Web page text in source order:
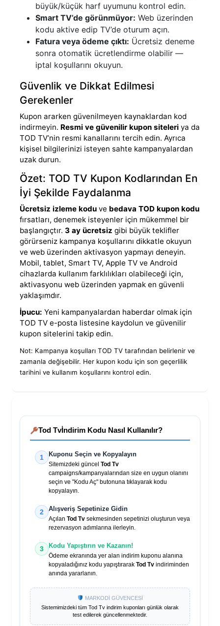
büyük/küçük harf uyumunu kontrol edin.
Smart TV’de görünmüyor: Web üzerinden
kodu aktive edip TV’de oturum açın.
Fatura veya ödeme çıktı: Ücretsiz deneme
sonra otomatik ücretlendirme olabilir —
iptal koşullarını okuyun.
Güvenlik ve Dikkat Edilmesi
Gerekenler
Kupon ararken güvenilmeyen kaynaklardan kod
indirmeyin. Resmi ve güvenilir kupon siteleri ya da
TOD TV’nin resmi kanallarını tercih edin. Ayrıca
kişisel bilgilerinizi isteyen sahte kampanyalardan
uzak durun.
Özet: TOD TV Kupon Kodlarından En
İyi Şekilde Faydalanma
Ücretsiz izleme kodu ve bedava TOD kupon kodu
fırsatları, denemek isteyenler için mükemmel bir
başlangıçtır. 3 ay ücretsiz gibi büyük teklifler
görürseniz kampanya koşullarını dikkatle okuyun
ve web üzerinden aktivasyon yapmayı deneyin.
Mobil, tablet, Smart TV, Apple TV ve Android
cihazlarda kullanım farklılıkları olabileceği için,
aktivasyonu web üzerinden yapmak en güvenli
yaklaşımdır.
İpucu: Yeni kampanyalardan haberdar olmak için
TOD TV e-posta listesine kaydolun ve güvenilir
kupon sitelerini takip edin.
Not: Kampanya koşulları TOD TV tarafından belirlenir ve
zamanla değişebilir. Her kupon kodu için son geçerlilik
tarihini ve kullanım koşullarını kontrol edin.
Tod Tvİndirim Kodu Nasıl Kullanılır?
1 Kuponu Seçin ve Kopyalayın
Sitemizdeki güncel Tod Tv
campaigns/kampanyalarından size en uygun olanını
seçin ve "Kodu Aç" butonuna tıklayarak kodu
kopyalayın.
2 Alışveriş Sepetinize Gidin
Açılan Tod Tv sekmesinden sepetinizi oluşturun veya
rezervasyon adımlarına ilerleyin.
3 Kodu Yapıştırın ve Kazanın!
Ödeme ekranında yer alan indirim kuponu alanına
kopyaladığınız kodu yapıştırarak Tod Tv indiriminden
anında yararlanın.
MARKODİ GÜVENCESİ
Sistemimizdeki tüm Tod Tv indirim kuponları günlük olarak
test edilerek güncellenmektedir.